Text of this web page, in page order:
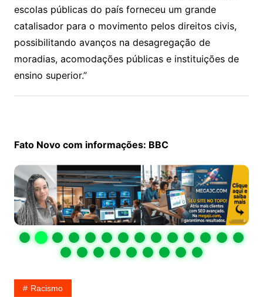
escolas públicas do país forneceu um grande
catalisador para o movimento pelos direitos civis,
possibilitando avanços na desagregação de
moradias, acomodações públicas e instituições de
ensino superior.”
Fato Novo com informações: BBC
Racismo